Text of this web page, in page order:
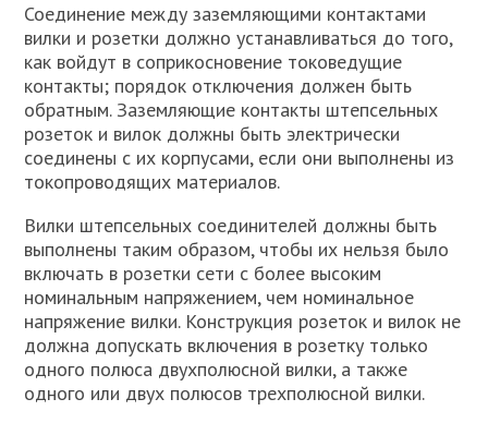
Соединение между заземляющими контактами
вилки и розетки должно устанавливаться до того,
как войдут в соприкосновение токоведущие
контакты; порядок отключения должен быть
обратным. Заземляющие контакты штепсельных
розеток и вилок должны быть электрически
соединены с их корпусами, если они выполнены из
токопроводящих материалов.
Вилки штепсельных соединителей должны быть
выполнены таким образом, чтобы их нельзя было
включать в розетки сети с более высоким
номинальным напряжением, чем номинальное
напряжение вилки. Конструкция розеток и вилок не
должна допускать включения в розетку только
одного полюса двухполюсной вилки, а также
одного или двух полюсов трехполюсной вилки.